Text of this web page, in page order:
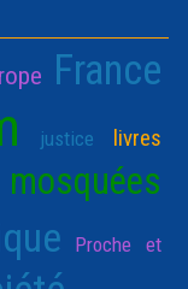
France
justice livres
mosquées
Proche et